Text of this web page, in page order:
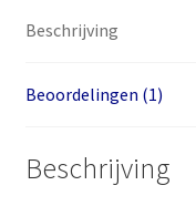
Beschrijving
Beoordelingen (1)
Beschrijving